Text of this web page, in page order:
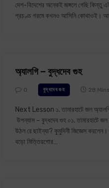
দেশ-বিদেশের অনেকই জঙ্গলে গেছি কিন্তু
প্রচণ্ড গরমে কখনও আসিনি কোথাওই।
অ্যালগি – বুদ্ধদেব গুহ
0 বুদ্ধদেব গুহ 28
Next Lesson ১. তামারহাটে জল
উপন্যাস – বুদ্ধদেব গুহ ০১. তামারহাটে
উঠল রে ছাইন্যা? কুমুদিনী জিজ্ঞেস
বড়ো মিত্তিরগোর…